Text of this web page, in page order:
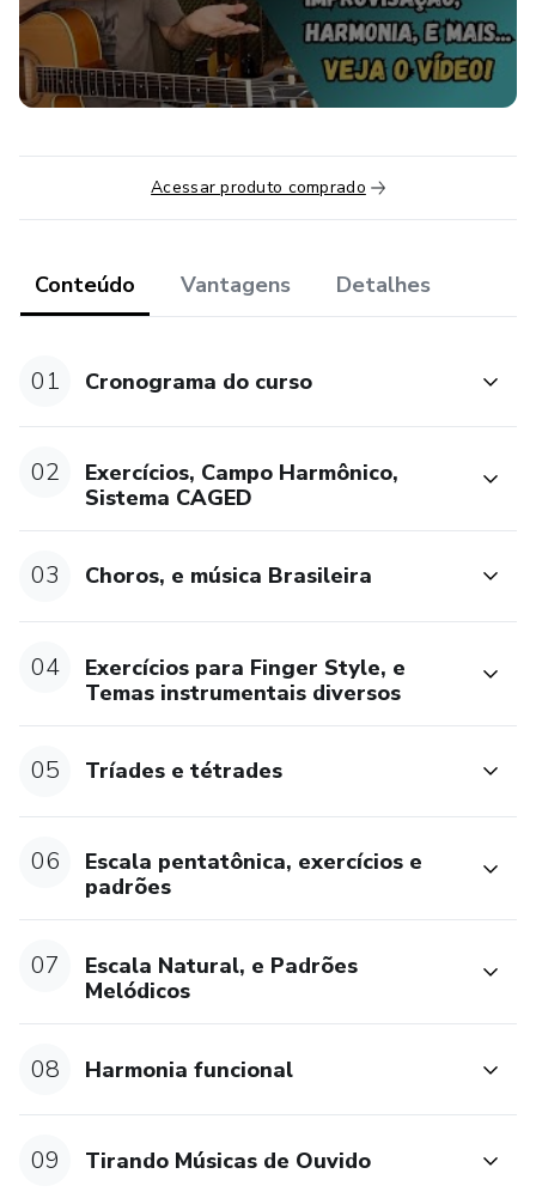
Acessar produto comprado
Conteúdo Vantagens Detalhes
01 Cronograma do curso
02
Exercícios, Campo Harmônico,
Sistema CAGED
03 Choros, e música Brasileira
04
Exercícios para Finger Style, e
Temas instrumentais diversos
05 Tríades e tétrades
06
Escala pentatônica, exercícios e
padrões
07
Escala Natural, e Padrões
Melódicos
08 Harmonia funcional
09 Tirando Músicas de Ouvido